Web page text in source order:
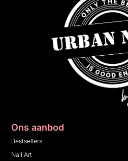
Ons aanbod
Bestsellers
Nail Art